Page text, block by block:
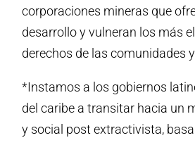
corporaciones mineras que
desarrollo y vulneran los más
derechos de las comunidades
*Instamos a los gobiernos
del caribe a transitar hacia un
y social post extractivista,